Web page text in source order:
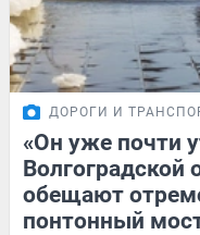
ДОРОГИ И
«Он уже почти
Волгоградской
обещают
понтонный